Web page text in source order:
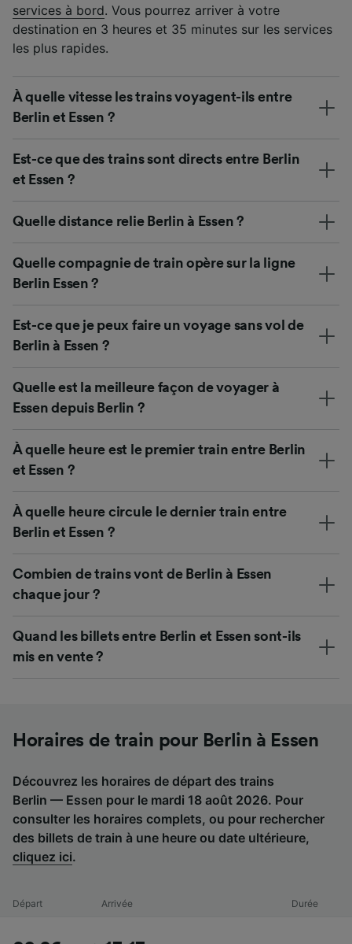
services à bord. Vous pourrez arriver à votre
destination en 3 heures et 35 minutes sur les services
les plus rapides.
À quelle vitesse les trains voyagent-ils entre
Berlin et Essen ?
Est-ce que des trains sont directs entre Berlin
et Essen ?
Quelle distance relie Berlin à Essen ?
Quelle compagnie de train opère sur la ligne
Berlin Essen ?
Est-ce que je peux faire un voyage sans vol de
Berlin à Essen ?
Quelle est la meilleure façon de voyager à
Essen depuis Berlin ?
À quelle heure est le premier train entre Berlin
et Essen ?
À quelle heure circule le dernier train entre
Berlin et Essen ?
Combien de trains vont de Berlin à Essen
chaque jour ?
Quand les billets entre Berlin et Essen sont-ils
mis en vente ?
Horaires de train pour Berlin à Essen
Découvrez les horaires de départ des trains
Berlin — Essen pour le mardi 18 août 2026. Pour
consulter les horaires complets, ou pour rechercher
des billets de train à une heure ou date ultérieure,
cliquez ici.
Départ Arrivée Durée